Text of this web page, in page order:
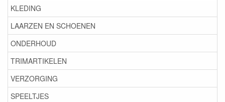
KLEDING
LAARZEN EN SCHOENEN
ONDERHOUD
TRIMARTIKELEN
VERZORGING
SPEELTJES